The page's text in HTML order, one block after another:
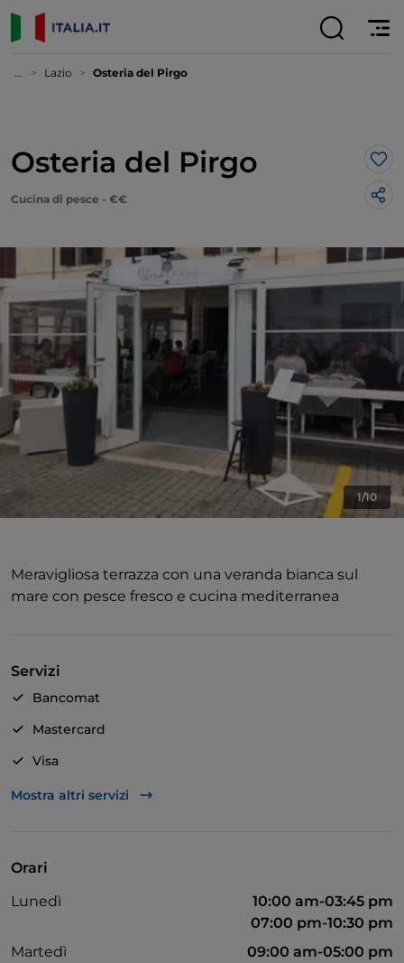
... Lazio Osteria del Pirgo
Osteria del Pirgo
Cucina di pesce - €€
1/10
Meravigliosa terrazza con una veranda bianca sul
mare con pesce fresco e cucina mediterranea
Servizi
Bancomat
Mastercard
Visa
Accesso disabili
Mostra altri servizi
Orari
Lunedì
10:00 am-03:45 pm
07:00 pm-10:30 pm
Martedì
09:00 am-05:00 pm